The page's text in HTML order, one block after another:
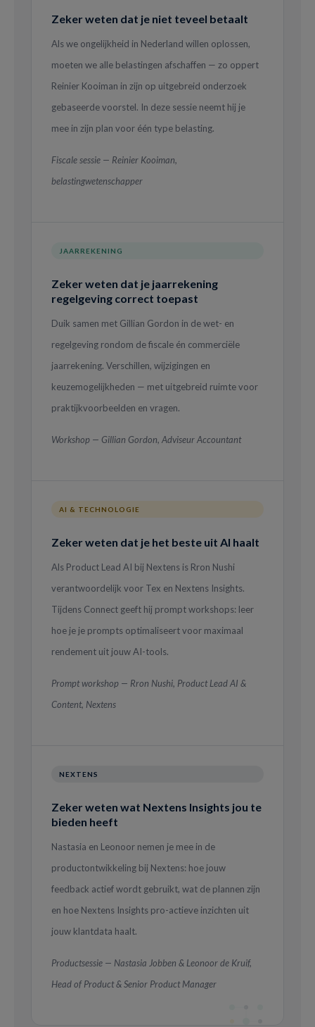
Zeker weten dat je niet teveel betaalt
Als we ongelijkheid in Nederland willen oplossen,
moeten we alle belastingen afschaffen — zo oppert
Reinier Kooiman in zijn op uitgebreid onderzoek
gebaseerde voorstel. In deze sessie neemt hij je
mee in zijn plan voor één type belasting.
Fiscale sessie — Reinier Kooiman,
belastingwetenschapper
JAARREKENING
Zeker weten dat je jaarrekening
regelgeving correct toepast
Duik samen met Gillian Gordon in de wet- en
regelgeving rondom de fiscale én commerciële
jaarrekening. Verschillen, wijzigingen en
keuzemogelijkheden — met uitgebreid ruimte voor
praktijkvoorbeelden en vragen.
Workshop — Gillian Gordon, Adviseur Accountant
AI & TECHNOLOGIE
Zeker weten dat je het beste uit AI haalt
Als Product Lead AI bij Nextens is Rron Nushi
verantwoordelijk voor Tex en Nextens Insights.
Tijdens Connect geeft hij prompt workshops: leer
hoe je je prompts optimaliseert voor maximaal
rendement uit jouw AI-tools.
Prompt workshop — Rron Nushi, Product Lead AI &
Content, Nextens
NEXTENS
Zeker weten wat Nextens Insights jou te
bieden heeft
Nastasia en Leonoor nemen je mee in de
productontwikkeling bij Nextens: hoe jouw
feedback actief wordt gebruikt, wat de plannen zijn
en hoe Nextens Insights pro-actieve inzichten uit
jouw klantdata haalt.
Productsessie — Nastasia Jobben & Leonoor de Kruif,
Head of Product & Senior Product Manager